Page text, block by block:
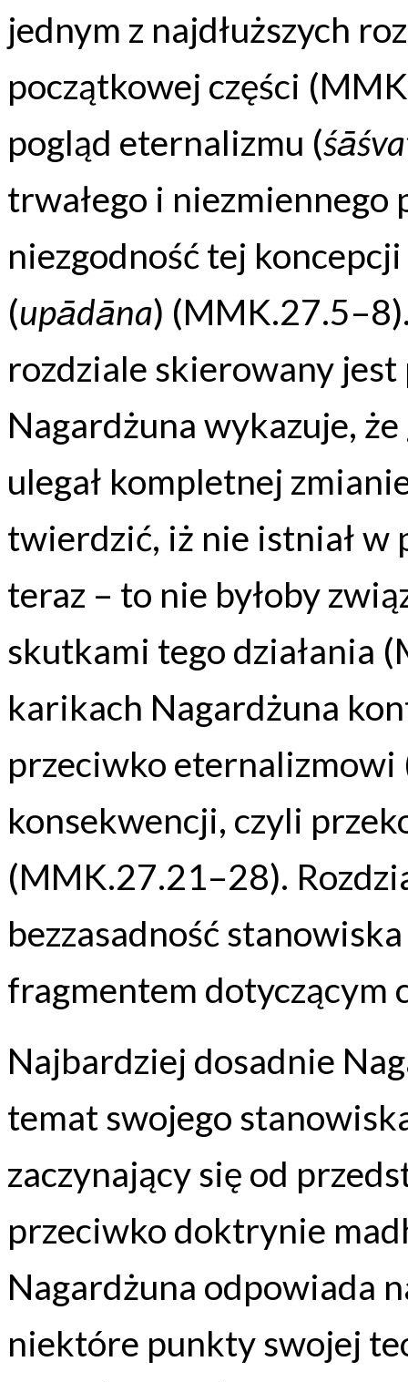
jednym z najdłuższych
początkowej części
pogląd eternalizmu (
trwałego i niezmiennego
niezgodność tej
(upādāna)
rozdziale skierowany
Nagardżuna wykazuje,
ulegał kompletnej
twierdzić, iż nie istniał w
teraz – to nie byłoby
skutkami tego działania
karikach Nagardżuna
przeciwko
konsekwencji, czyli
(MMK.27.21–28).
bezzasadność
fragmentem dotyczącym
Najbardziej dosadnie
temat swojego
zaczynający się od
przeciwko doktrynie
Nagardżuna odpowiada
niektóre punkty swojej